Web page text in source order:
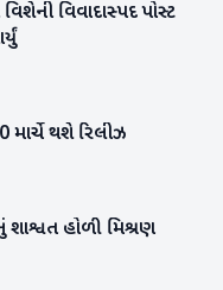
વિવાદાસ્પદ પોસ્ટ
માર્ચે થશે રિલીઝ
શાશ્વત હોળી મિશ્રણ